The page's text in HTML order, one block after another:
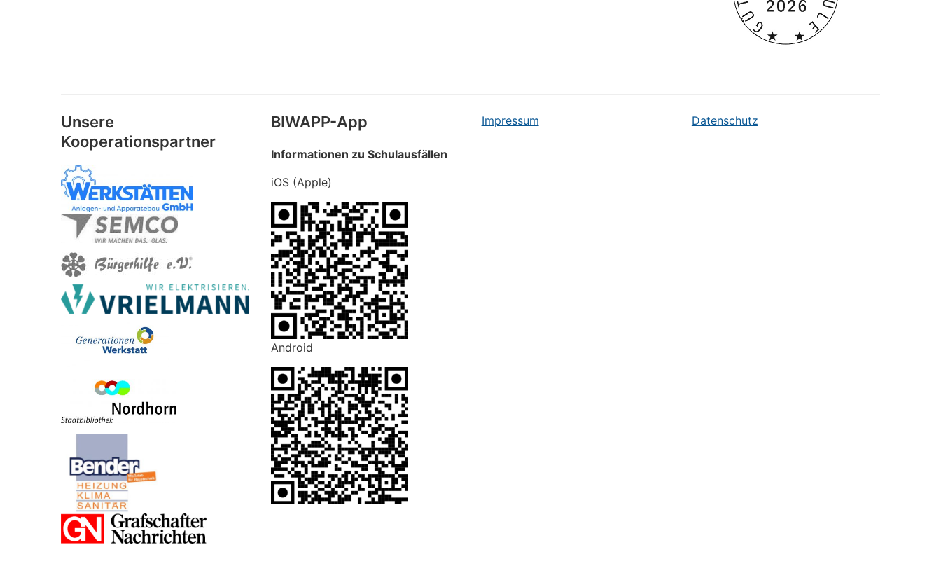
Unsere
Kooperationspartner
BIWAPP-App
Informationen zu Schulausfällen
iOS (Apple)
Android
Impressum Datenschutz